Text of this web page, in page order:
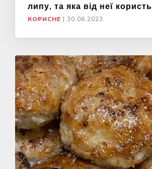
липу, та яка від неї користь
КОРИСНЕ | 30.06.2023